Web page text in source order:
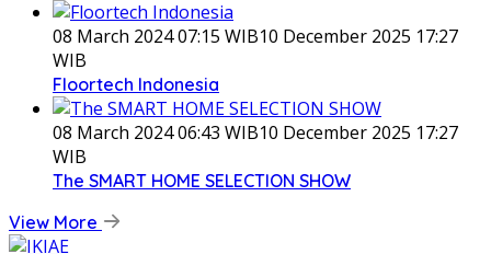
08 March 2024 07:15 WIB10 December 2025 17:27
WIB
Floortech Indonesia
08 March 2024 06:43 WIB10 December 2025 17:27
WIB
The SMART HOME SELECTION SHOW
View More